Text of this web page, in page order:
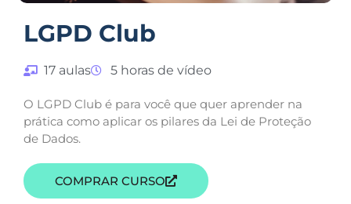
LGPD Club
17 aulas 5 horas de vídeo
O LGPD Club é para você que quer aprender na
prática como aplicar os pilares da Lei de Proteção
de Dados.
COMPRAR CURSO